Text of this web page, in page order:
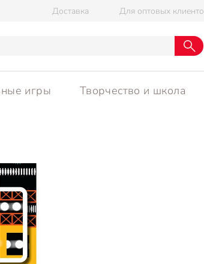
Доставка Для оптовых
игры Творчество и школа